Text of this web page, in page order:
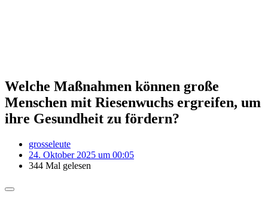
Welche Maßnahmen können große
Menschen mit Riesenwuchs ergreifen, um
ihre Gesundheit zu fördern?
grosseleute
24. Oktober 2025 um 00:05
344 Mal gelesen